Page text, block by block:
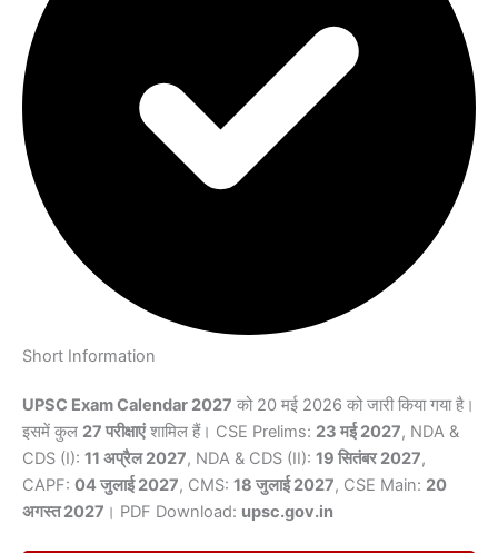
Short Information
UPSC Exam Calendar 2027 को 20 मई 2026 को जारी किया गया है।
इसमें कुल 27 परीक्षाएंशामिल हैं। CSE Prelims: 23 मई 2027, NDA &
CDS (I): 11 अप्रैल 2027, NDA & CDS (II): 19 सितंबर 2027,
CAPF: 04 जुलाई 2027, CMS: 18 जुलाई 2027, CSE Main: 20
अगस्त 2027 । PDF Download: upsc.gov.in